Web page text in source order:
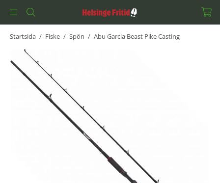
Startsida / Fiske / Spön / Abu Garcia Beast Pike Casting